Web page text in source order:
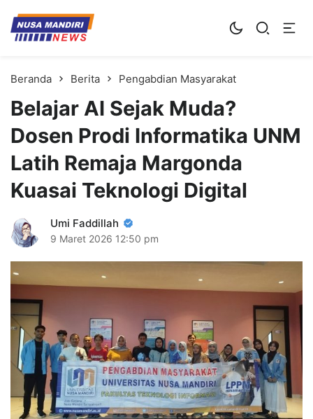
Kampus Digital Bisnis
Universitas Nusa Mandiri
Beranda Berita Pengabdian Masyarakat
Belajar AI Sejak Muda?
Dosen Prodi Informatika UNM
Latih Remaja Margonda
Kuasai Teknologi Digital
Umi Faddillah
9 Maret 2026 12:50 pm